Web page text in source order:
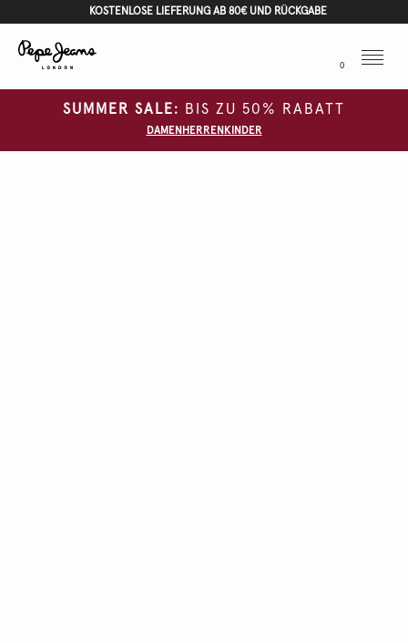
KOSTENLOSE LIEFERUNG AB 80€ UND RÜCKGABE
0
Menu
SUMMER SALE: BIS ZU 50% RABATT
DAMEN HERREN KINDER